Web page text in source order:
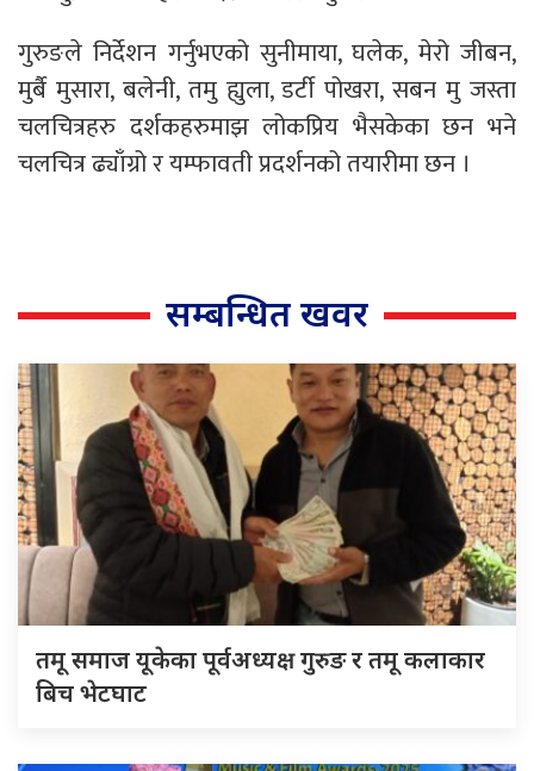
गुरुङले निर्देशन गर्नुभएको सुनीमाया, घलेक, मेरो जीबन,
मुर्बै मुसारा, बलेनी, तमु ह्युला, डर्टी पोखरा, सबन मु जस्ता
चलचित्रहरु दर्शकहरुमाझ लोकप्रिय भैसकेका छन भने
चलचित्र ढ्याँग्रो र यम्फावती प्रदर्शनको तयारीमा छन ।
सम्बन्धित खवर
तमू समाज यूकेका पूर्वअध्यक्ष गुरुङ र तमू कलाकार
बिच भेटघाट